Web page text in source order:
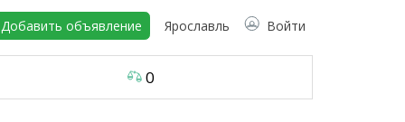
Добавить объявление Ярославль Войти
0